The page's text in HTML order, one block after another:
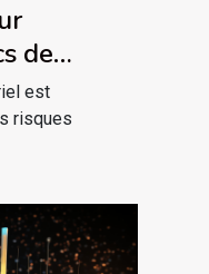
de
est
risques